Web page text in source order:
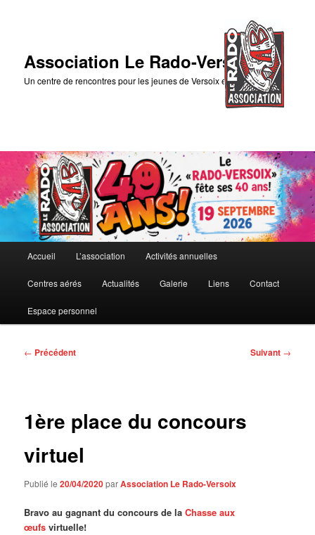
Association Le Rado-Versoix
Un centre de rencontres pour les jeunes de Versoix et des environs
principal
Aller
au
contenu
principal
Accueil L’association Activités annuelles
Centres aérés Actualités Galerie Liens Contact
Espace personnel
Navigation
← Précédent Suivant →
1ère place du concours
virtuel
Publié le20/04/2020parAssociation Le Rado-Versoix
Bravo au gagnant du concours de laChasse aux
œufs virtuelle!